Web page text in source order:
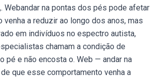
na pontas dos pés pode afetar
a reduzir ao longo dos anos, mas
em indivíduos no espectro autista,
chamam a condição de
pé e não encosta o. Web — andar na
que esse comportamento venha a